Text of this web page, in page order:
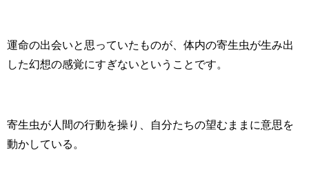
運命の出会いと思っていたものが、体内の寄生虫が生み出
した幻想の感覚にすぎないということです。
寄生虫が人間の行動を操り、自分たちの望むままに意思を
動かしている。